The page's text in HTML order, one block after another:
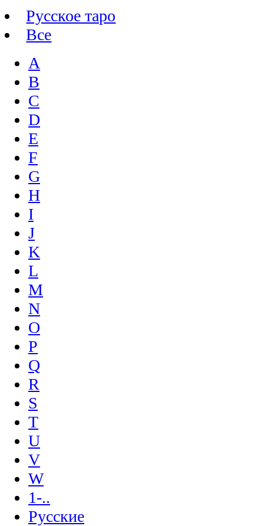
Русское таро
Все
A
B
C
D
E
F
G
H
I
J
K
L
M
N
O
P
Q
R
S
T
U
V
W
1-..
Русские